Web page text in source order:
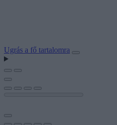
Ugrás a fő tartalomra